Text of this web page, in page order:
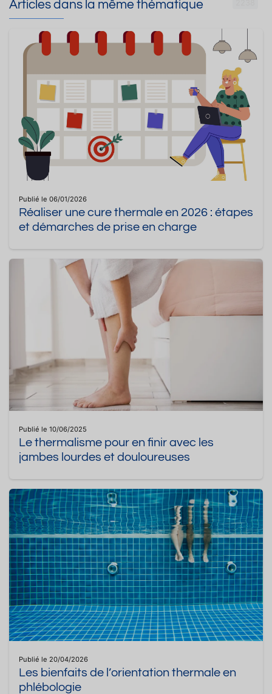
Articles dans la même thématique
Publié le 06/01/2026
Réaliser une cure thermale en 2026 : étapes
et démarches de prise en charge
Publié le 10/06/2025
Le thermalisme pour en finir avec les
jambes lourdes et douloureuses
Publié le 20/04/2026
Les bienfaits de l’orientation thermale en
phlébologie